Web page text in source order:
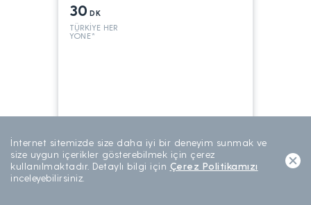
30 DK
TÜRKİYE HER
YÖNE*
199
AYLIK ABONELİK
İnternet sitemizde size daha iyi bir deneyim sunmak ve
size uygun içerikler gösterebilmek için çerez
kullanılmaktadır. Detaylı bilgi için Çerez Politikamızı
inceleyebilirsiniz.